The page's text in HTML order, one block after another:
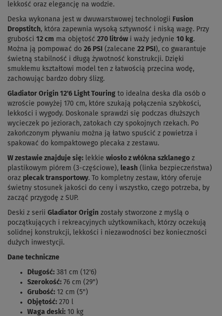
lekkość oraz elegancję na wodzie.
Deska wykonana jest w dwuwarstwowej technologii Fusion
Dropstitch, która zapewnia wysoką sztywność i niską wagę. Przy
grubości 12 cm ma objętość 270 litrówi waży jedynie 10 kg.
Można ją pompować do 26 PSI (zalecane 22 PSI ), co gwarantuje
świetną stabilność i długą żywotność konstrukcji. Dzięki
smukłemu kształtowi model ten z łatwością przecina wodę,
zachowując bardzo dobry ślizg.
Gladiator Origin 12'6 Light Touring to idealna deska dla osób o
wzroście powyżej 170 cm, które szukają połączenia szybkości,
lekkości i wygody. Doskonale sprawdzi się podczas dłuższych
wycieczek po jeziorach, zatokach czy spokojnych rzekach. Po
zakończonym pływaniu można ją łatwo spuścić z powietrza i
spakować do kompaktowego plecaka z zestawu.
W zestawie znajduje się: lekkie wiosło z włókna szklanego z
plastikowym piórem (3-częściowe), leash (linka bezpieczeństwa)
oraz plecak transportowy. To kompletny zestaw, który oferuje
świetny stosunek jakości do ceny i wszystko, czego potrzeba, by
zacząć przygodę z SUP.
Deski z serii Gladiator Origin zostały stworzone z myślą o
początkujących i rekreacyjnych użytkownikach, którzy oczekują
solidnej konstrukcji, lekkości i niezawodności bez konieczności
dużych inwestycji.
Dane techniczne
Długość: 381 cm (12'6)
Szerokość: 76 cm (29")
Grubość: 12 cm (5")
Objętość: 270 l
Waga deski: 10 kg